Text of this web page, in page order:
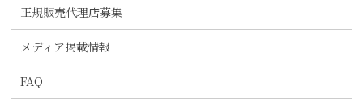
正規販売代理店募集
メディア掲載情報
FAQ